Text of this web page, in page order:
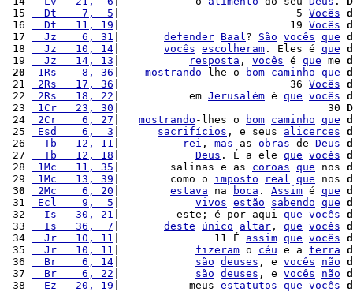
15
  Dt    7,  5
|                            5 Vocês
16
  Dt   11, 19
|                           19 Vocês
17
  Jz    6, 31
defender Baal? São vocês que
18
  Jz   10, 14
vocês escolheram . Eles é que
19
  Jz   14, 13
resposta , vocês é que me
20
1Rs    8, 36 mostrando -lhe o bom caminho que
21
2Rs   17, 36 |                           36 Vocês
22
2Rs   18, 22 |           em Jerusalém é que vocês
23
1Cr   23, 30 |                                 30
24
2Cr    6, 27 mostrando -lhes o bom caminho que
25
Esd    6,  3 sacrifícios , e seus alicerces
26
  Tb   12, 11
rei , mas as obras de Deus
27
  Tb   12, 18
Deus . É a ele que vocês
28
1Mc   11, 35 |        salinas e as coroas que nos
29
1Mc   13, 39 |        como o imposto real que nos
30
2Mc    6, 20 estava na boca . Assim é que
31
Ecl    9,  5 vivos estão sabendo que
32
  Is   30, 21
|         este; é por aqui que vocês
33
  Is   36,  7
deste único altar , que vocês
34
  Jr   10, 11
|               11 É assim que vocês
35
  Jr   10, 11
fizeram o céu e a terra
36
  Br    6, 14
são deuses , e vocês não
37
  Br    6, 22
são deuses , e vocês não
38
  Ez   20, 19
|           meus estatutos que vocês